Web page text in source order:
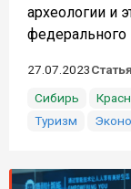
археологии и
федерального
27.07.2023Статья
Сибирь
Туризм